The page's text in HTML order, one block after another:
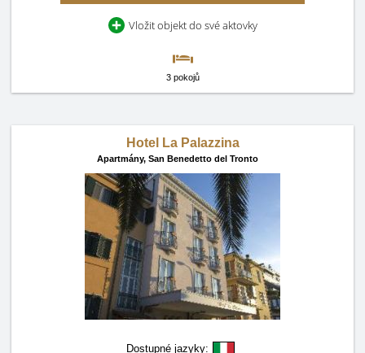
Vložit objekt do své aktovky
3 pokojů
Hotel La Palazzina
Apartmány, San Benedetto del Tronto
Dostupné jazyky: